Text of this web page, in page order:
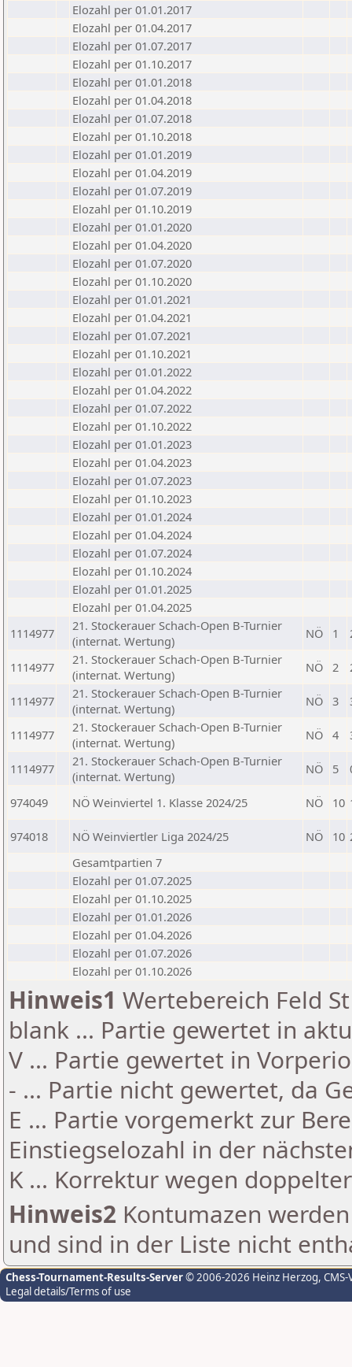
Elozahl per 01.01.2017
Elozahl per 01.04.2017
Elozahl per 01.07.2017
Elozahl per 01.10.2017
Elozahl per 01.01.2018
Elozahl per 01.04.2018
Elozahl per 01.07.2018
Elozahl per 01.10.2018
Elozahl per 01.01.2019
Elozahl per 01.04.2019
Elozahl per 01.07.2019
Elozahl per 01.10.2019
Elozahl per 01.01.2020
Elozahl per 01.04.2020
Elozahl per 01.07.2020
Elozahl per 01.10.2020
Elozahl per 01.01.2021
Elozahl per 01.04.2021
Elozahl per 01.07.2021
Elozahl per 01.10.2021
Elozahl per 01.01.2022
Elozahl per 01.04.2022
Elozahl per 01.07.2022
Elozahl per 01.10.2022
Elozahl per 01.01.2023
Elozahl per 01.04.2023
Elozahl per 01.07.2023
Elozahl per 01.10.2023
Elozahl per 01.01.2024
Elozahl per 01.04.2024
Elozahl per 01.07.2024
Elozahl per 01.10.2024
Elozahl per 01.01.2025
Elozahl per 01.04.2025
1114977
21. Stockerauer Schach-Open B-Turnier
(internat. Wertung)
NÖ 1
1114977
21. Stockerauer Schach-Open B-Turnier
(internat. Wertung)
NÖ 2
1114977
21. Stockerauer Schach-Open B-Turnier
(internat. Wertung)
NÖ 3
1114977
21. Stockerauer Schach-Open B-Turnier
(internat. Wertung)
NÖ 4
1114977
21. Stockerauer Schach-Open B-Turnier
(internat. Wertung)
NÖ 5
974049 NÖ Weinviertel 1. Klasse 2024/25 NÖ 10
974018 NÖ Weinviertler Liga 2024/25 NÖ 10
Gesamtpartien 7
Elozahl per 01.07.2025
Elozahl per 01.10.2025
Elozahl per 01.01.2026
Elozahl per 01.04.2026
Elozahl per 01.07.2026
Elozahl per 01.10.2026
Hinweis1 Wertebereich Feld
blank ... Partie gewertet in
V ... Partie gewertet in
- ... Partie nicht gewertet, da
E ... Partie vorgemerkt zur
Einstiegselozahl in der
K ... Korrektur wegen
Hinweis2 Kontumazen
und sind in der Liste nicht
Chess-Tournament-Results-Server© 2006-2026 Heinz Herzog,
Legal details/Terms of use